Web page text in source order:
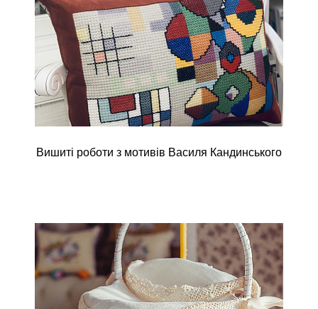
Вишиті роботи з мотивів Василя Кандинського